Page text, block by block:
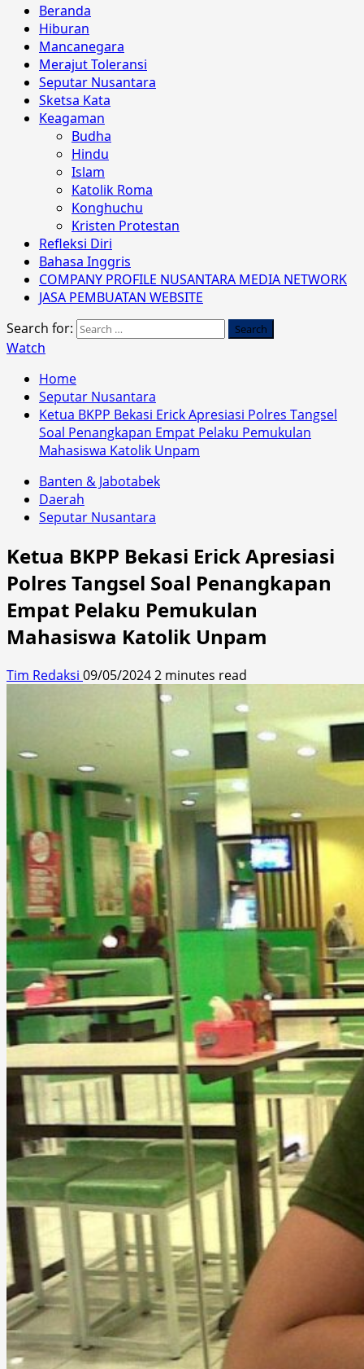
Beranda
Hiburan
Mancanegara
Merajut Toleransi
Seputar Nusantara
Sketsa Kata
Keagaman
Budha
Hindu
Islam
Katolik Roma
Konghuchu
Kristen Protestan
Refleksi Diri
Bahasa Inggris
COMPANY PROFILE NUSANTARA MEDIA NETWORK
JASA PEMBUATAN WEBSITE
Search for:
Watch
Home
Seputar Nusantara
Ketua BKPP Bekasi Erick Apresiasi Polres Tangsel
Soal Penangkapan Empat Pelaku Pemukulan
Mahasiswa Katolik Unpam
Banten & Jabotabek
Daerah
Seputar Nusantara
Ketua BKPP Bekasi Erick Apresiasi
Polres Tangsel Soal Penangkapan
Empat Pelaku Pemukulan
Mahasiswa Katolik Unpam
Tim Redaksi 09/05/20242 minutes read